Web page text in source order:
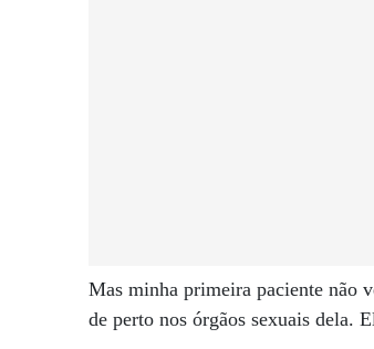
Mas minha primeira paciente não
de perto nos órgãos sexuais dela.